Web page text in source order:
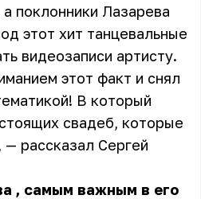
поклонники Лазарева
этот хит танцевальные
видеозаписи артисту.
этот факт и снял
В который
свадеб, которые
рассказал Сергей
, самым важным в его